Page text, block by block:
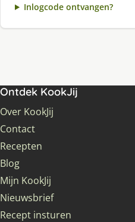
Inlogcode ontvangen?
Ontdek KookJij
Over KookJij
Contact
Recepten
Blog
Mijn KookJij
Nieuwsbrief
Recept insturen